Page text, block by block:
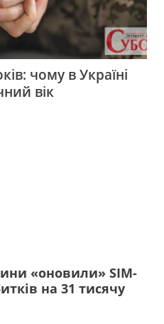
чому в Україні
вік
«оновили» SIM-
на 31 тисячу